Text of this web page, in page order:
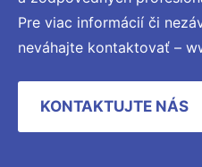
Pre viac informácií či
neváhajte kontaktovať –
KONTAKTUJTE NÁS